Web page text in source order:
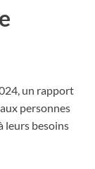
un rapport
personnes
leurs besoins